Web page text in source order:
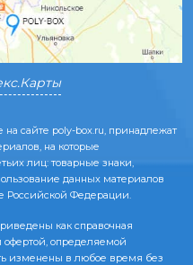
сайте poly-box.ru, принадлежат
на которые
лиц: товарные знаки,
данных материалов
Российской Федерации.
как справочная
определяемой
изменены в любое время без